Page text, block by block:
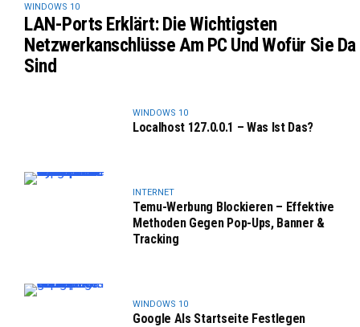
WINDOWS 10
LAN-Ports Erklärt: Die Wichtigsten
Netzwerkanschlüsse Am PC Und Wofür Sie Da
Sind
WINDOWS 10
Localhost 127.0.0.1 – Was Ist Das?
INTERNET
Temu-Werbung Blockieren – Effektive
Methoden Gegen Pop-Ups, Banner &
Tracking
WINDOWS 10
Google Als Startseite Festlegen